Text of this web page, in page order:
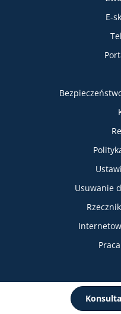
E-
Usuwanie
2026 ©